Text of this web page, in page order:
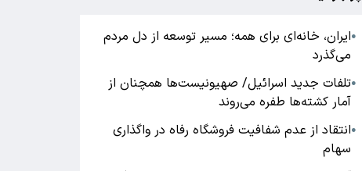
●ایران، خانه‌ای برای همه؛ مسیر توسعه از دل مردم
می‌گذرد
●تلفات جدید اسرائیل/ صهیونیست‌ها همچنان از
آمار کشته‌ها طفره می‌روند
●انتقاد از عدم شفافیت فروشگاه رفاه در واگذاری
سهام